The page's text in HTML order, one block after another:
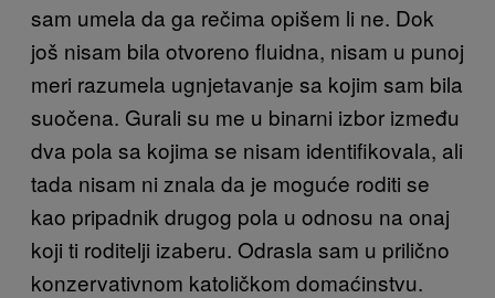
sam umela da ga rečima opišem li ne. Dok
još nisam bila otvoreno fluidna, nisam u punoj
meri razumela ugnjetavanje sa kojim sam bila
suočena. Gurali su me u binarni izbor između
dva pola sa kojima se nisam identifikovala, ali
tada nisam ni znala da je moguće roditi se
kao pripadnik drugog pola u odnosu na onaj
koji ti roditelji izaberu. Odrasla sam u prilično
konzervativnom katoličkom domaćinstvu.